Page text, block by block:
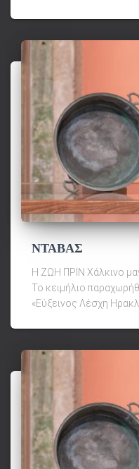
ΝΤΑΒΑΣ
Η ΖΩΗ ΠΡΙΝ Χάλκινο
Το κειμήλιο
«Εύξεινος Λέσχη